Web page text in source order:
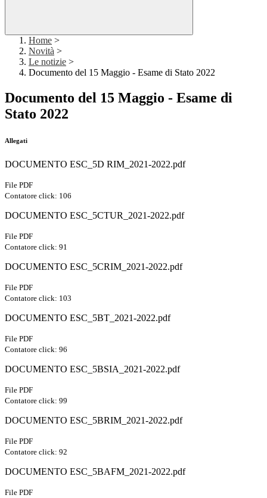
Home >
Novità >
Le notizie >
Documento del 15 Maggio - Esame di Stato 2022
Documento del 15 Maggio - Esame di
Stato 2022
Allegati
DOCUMENTO ESC_5D RIM_2021-2022.pdf
File PDF
Contatore click: 106
DOCUMENTO ESC_5CTUR_2021-2022.pdf
File PDF
Contatore click: 91
DOCUMENTO ESC_5CRIM_2021-2022.pdf
File PDF
Contatore click: 103
DOCUMENTO ESC_5BT_2021-2022.pdf
File PDF
Contatore click: 96
DOCUMENTO ESC_5BSIA_2021-2022.pdf
File PDF
Contatore click: 99
DOCUMENTO ESC_5BRIM_2021-2022.pdf
File PDF
Contatore click: 92
DOCUMENTO ESC_5BAFM_2021-2022.pdf
File PDF